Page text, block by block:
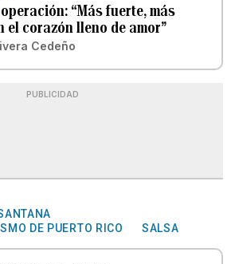
“Más fuerte, más
el corazón lleno de amor”
Cedeño
PUBLICIDAD
DE PUERTO RICO
SALSA